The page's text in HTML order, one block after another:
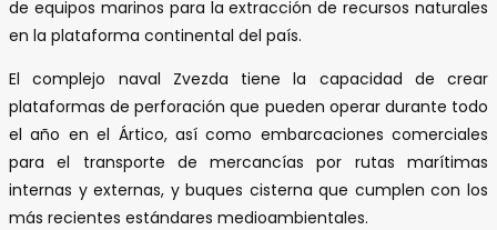
de equipos marinos para la extracción de recursos naturales
en la plataforma continental del país.
El complejo naval Zvezda tiene la capacidad de crear
plataformas de perforación que pueden operar durante todo
el año en el Ártico, así como embarcaciones comerciales
para el transporte de mercancías por rutas marítimas
internas y externas, y buques cisterna que cumplen con los
más recientes estándares medioambientales.